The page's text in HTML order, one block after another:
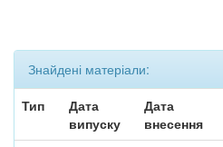
Знайдені матеріали:
Тип
Дата
випуску
Дата
внесення